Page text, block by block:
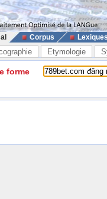
Corpus
Etymologie
forme